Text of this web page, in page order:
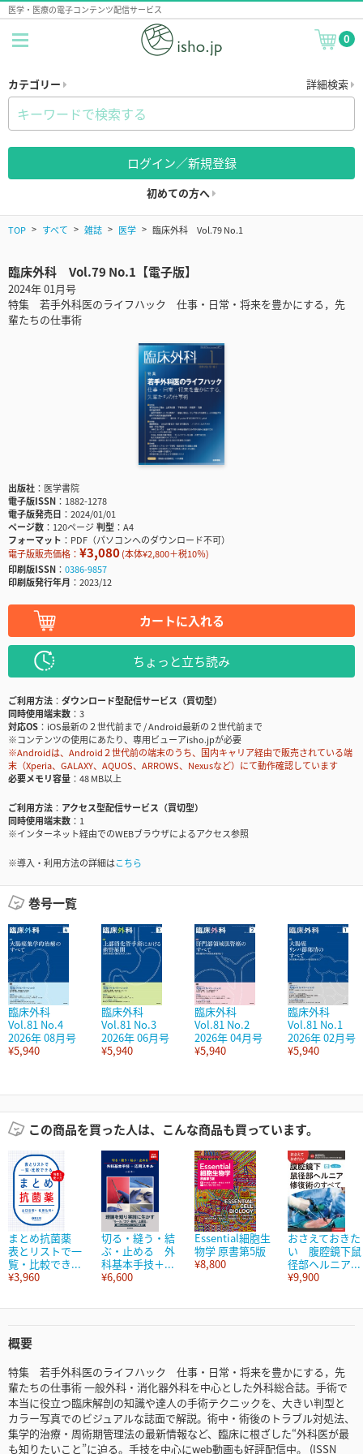
医学・医療の電子コンテンツ配信サービス
0
カテゴリー 詳細検索
ログイン／新規登録
初めての方へ
TOP すべて 雑誌 医学 臨床外科 Vol.79 No.1
臨床外科 Vol.79 No.1【電子版】
2024年 01月号
特集 若手外科医のライフハック 仕事・日常・将来を豊かにする，先
輩たちの仕事術
出版社
医学書院
電子版ISSN
1882-1278
電子版発売日
2024/01/01
ページ数
120ページ判型
A4
フォーマット
PDF（パソコンへのダウンロード不可）
電子版販売価格： ¥3,080(本体¥2,800＋税10％)
印刷版ISSN
0386-9857
印刷版発行年月
2023/12
カートに入れる
ちょっと立ち読み
ご利用方法
ダウンロード型配信サービス（買切型）
同時使用端末数
3
対応OS
iOS最新の２世代前まで / Android最新の２世代前まで
※コンテンツの使用にあたり、専用ビューアisho.jpが必要
※Androidは、Android２世代前の端末のうち、国内キャリア経由で販売されている端
末（Xperia、GALAXY、AQUOS、ARROWS、Nexusなど）にて動作確認しています
必要メモリ容量
48 MB以上
ご利用方法
アクセス型配信サービス（買切型）
同時使用端末数
1
※インターネット経由でのWEBブラウザによるアクセス参照
※導入・利用方法の詳細はこちら
巻号一覧
臨床外科
Vol.81 No.4
2026年 08月号
¥5,940
臨床外科
Vol.81 No.3
2026年 06月号
¥5,940
臨床外科
Vol.81 No.2
2026年 04月号
¥5,940
臨床外科
Vol.81 No.1
2026年 02月号
¥5,940
この商品を買った人は、こんな商品も買っています。
まとめ抗菌薬
表とリストで一
覧・比較でき...
¥3,960
切る・縫う・結
ぶ・止める 外
科基本手技＋...
¥6,600
Essential細胞生
物学 原書第5版
¥8,800
おさえておきた
い 腹腔鏡下鼠
径部ヘルニア...
¥9,900
概要
特集 若手外科医のライフハック 仕事・日常・将来を豊かにする，先
輩たちの仕事術 一般外科・消化器外科を中心とした外科総合誌。手術で
本当に役立つ臨床解剖の知識や達人の手術テクニックを、大きい判型と
カラー写真でのビジュアルな誌面で解説。術中・術後のトラブル対処法、
集学的治療・周術期管理法の最新情報など、臨床に根ざした“外科医が最
も知りたいこと”に迫る。手技を中心にweb動画も好評配信中。 (ISSN